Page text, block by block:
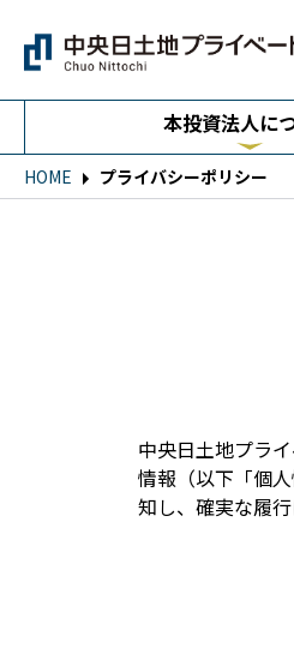
本投資法人に
HOME プライバシーポリシー
中央日土地プラ
情報（以下「個
知し、確実な履